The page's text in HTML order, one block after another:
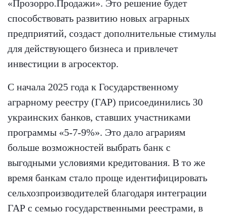
«Прозорро.Продажи». Это решение будет
способствовать развитию новых аграрных
предприятий, создаст дополнительные стимулы
для действующего бизнеса и привлечет
инвестиции в агросектор.
С начала 2025 года к Государственному
аграрному реестру (ГАР) присоединились 30
украинских банков, ставших участниками
программы «5-7-9%». Это дало аграриям
больше возможностей выбрать банк с
выгодными условиями кредитования. В то же
время банкам стало проще идентифицировать
сельхозпроизводителей благодаря интеграции
ГАР с семью государственными реестрами, в